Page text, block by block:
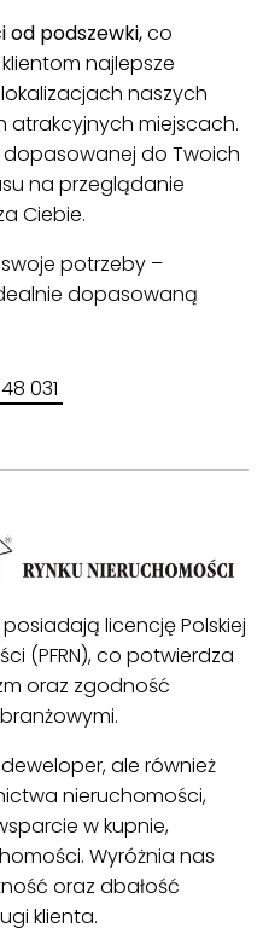
od podszewki,co
najlepsze
naszych
atrakcyjnych miejscach.
dopasowanej do Twoich
na przeglądanie
Ciebie.
swoje potrzeby –
dopasowaną
031
licencję Polskiej
(PFRN), co potwierdza
oraz zgodność
ale również
nieruchomości,
w kupnie,
Wyróżnia nas
oraz dbałość
klienta.